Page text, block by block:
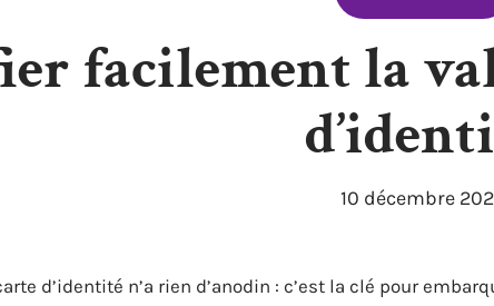
facilement la
10 décembre
d’identité n’a rien d’anodin : c’est la clé pour